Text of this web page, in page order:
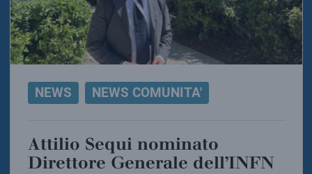
NEWS NEWS COMUNITA'
Attilio Sequi nominato
Direttore Generale dell’INFN